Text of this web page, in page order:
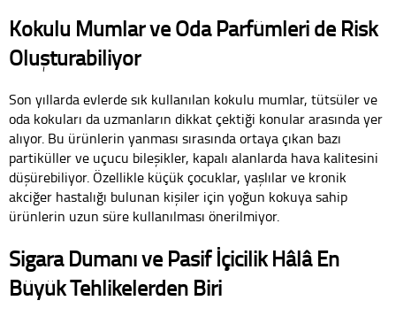
Kokulu Mumlar ve Oda Parfümleri de Risk
Oluşturabiliyor
Son yıllarda evlerde sık kullanılan kokulu mumlar, tütsüler ve
oda kokuları da uzmanların dikkat çektiği konular arasında yer
alıyor. Bu ürünlerin yanması sırasında ortaya çıkan bazı
partiküller ve uçucu bileşikler, kapalı alanlarda hava kalitesini
düşürebiliyor. Özellikle küçük çocuklar, yaşlılar ve kronik
akciğer hastalığı bulunan kişiler için yoğun kokuya sahip
ürünlerin uzun süre kullanılması önerilmiyor.
Sigara Dumanı ve Pasif İçicilik Hâlâ En
Büyük Tehlikelerden Biri